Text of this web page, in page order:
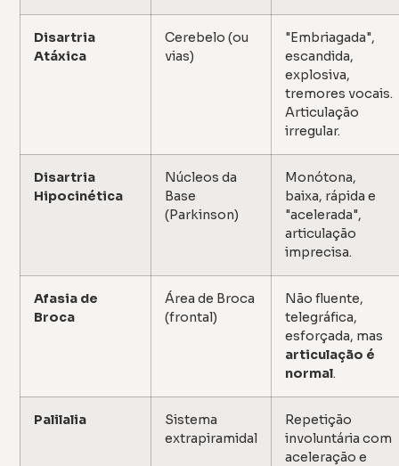
Disartria
Atáxica
Cerebelo (ou
vias)
"Embriagada",
escandida,
explosiva,
tremores vocais.
Articulação
irregular.
Disartria
Hipocinética
Núcleos da
Base
(Parkinson)
Monótona,
baixa, rápida e
"acelerada",
articulação
imprecisa.
Afasia de
Broca
Área de Broca
(frontal)
Não fluente,
telegráfica,
esforçada, mas
articulação é
normal.
Palilalia
Sistema
extrapiramidal
Repetição
involuntária com
aceleração e